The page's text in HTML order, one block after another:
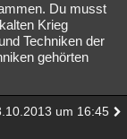
Du musst
Krieg
Techniken der
gehörten
um 16:45